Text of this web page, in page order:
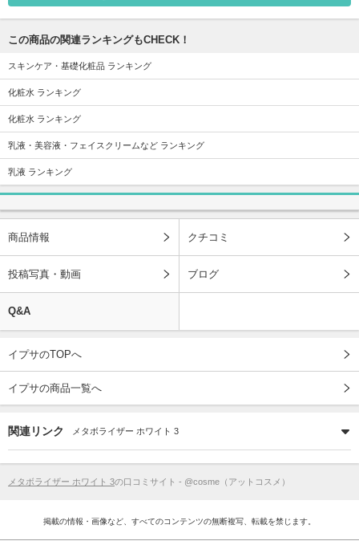
この商品の関連ランキングもCHECK！
スキンケア・基礎化粧品 ランキング
化粧水 ランキング
化粧水 ランキング
乳液・美容液・フェイスクリームなど ランキング
乳液 ランキング
商品情報 クチコミ
投稿写真・動画 ブログ
Q&A
イプサのTOPへ
イプサの商品一覧へ
関連リンク メタボライザー ホワイト 3
メタボライザー ホワイト 3の口コミサイト - @cosme（アットコスメ）
掲載の情報・画像など、すべてのコンテンツの無断複写、転載を禁じます。